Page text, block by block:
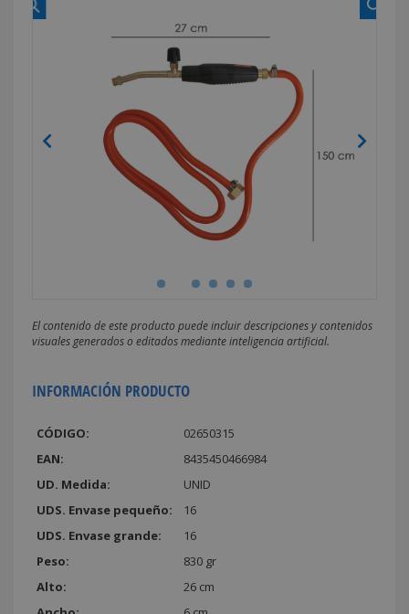
El contenido de este producto puede incluir descripciones y contenidos
visuales generados o editados mediante inteligencia artificial.
INFORMACIÓN PRODUCTO
CÓDIGO:
02650315
EAN:
8435450466984
UD. Medida:
UNID
UDS. Envase pequeño:
16
UDS. Envase grande:
16
Peso:
830 gr
Alto:
26 cm